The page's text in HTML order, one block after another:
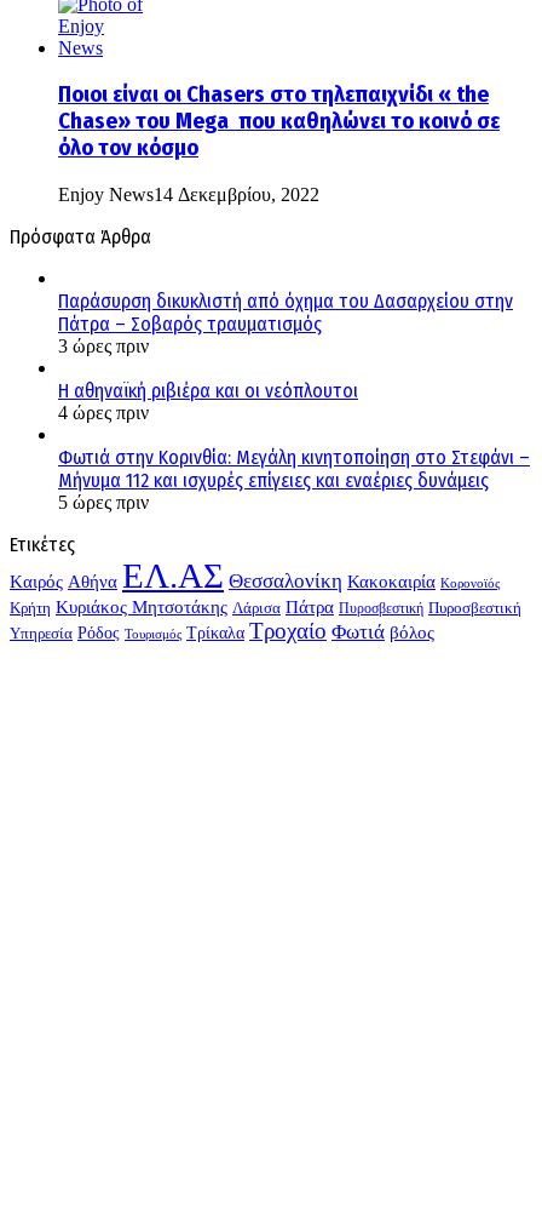
Ποιοι είναι οι Chasers στο τηλεπαιχνίδι « the
Chase» του Mega που καθηλώνει το κοινό σε
όλο τον κόσμο
Enjoy News14 Δεκεμβρίου, 2022
Πρόσφατα Άρθρα
Παράσυρση δικυκλιστή από όχημα του Δασαρχείου στην
Πάτρα – Σοβαρός τραυματισμός
3 ώρες πριν
Η αθηναϊκή ριβιέρα και οι νεόπλουτοι
4 ώρες πριν
Φωτιά στην Κορινθία: Μεγάλη κινητοποίηση στο Στεφάνι –
Μήνυμα 112 και ισχυρές επίγειες και εναέριες δυνάμεις
5 ώρες πριν
Ετικέτες
Kαιρός Αθήνα ΕΛ.ΑΣ Θεσσαλονίκη Κακοκαιρία Κορονοϊός
Κρήτη Κυριάκος Μητσοτάκης Λάρισα Πάτρα Πυροσβεστική Πυροσβεστική
Υπηρεσία Ρόδος Τουρισμός Τρίκαλα Τροχαίο Φωτιά βόλος